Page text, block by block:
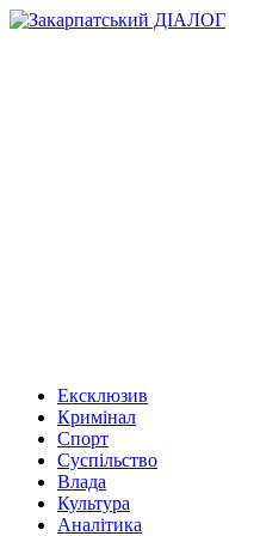
Ексклюзив
Кримінал
Спорт
Суспільство
Влада
Культура
Аналітика